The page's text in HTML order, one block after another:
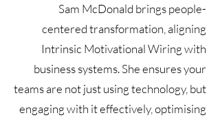
Sam McDonald brings people-
centered transformation, aligning
Intrinsic Motivational Wiring with
business systems. She ensures your
teams are not just using technology, but
engaging with it effectively, optimising